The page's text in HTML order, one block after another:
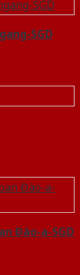
SGD
Đào-a-SGD